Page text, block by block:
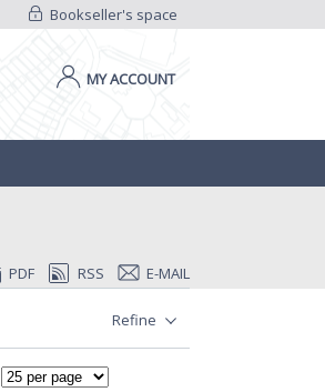
Bookseller's space
MY ACCOUNT
PDF RSS E-MAIL
Refine